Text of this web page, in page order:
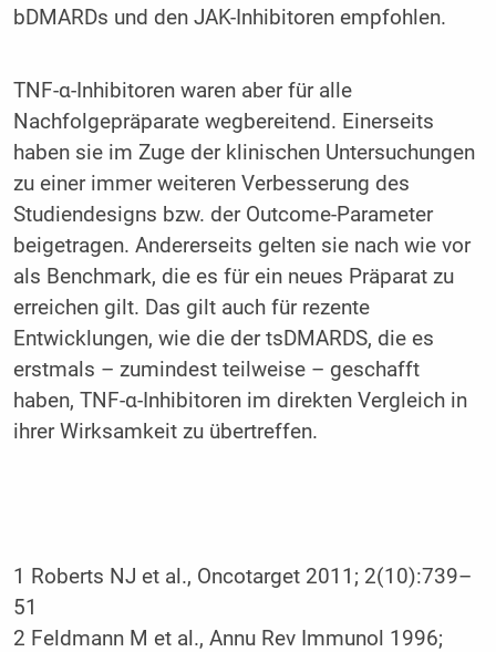
bDMARDs und den JAK-Inhibitoren empfohlen.
TNF-α-Inhibitoren waren aber für alle
Nachfolgepräparate wegbereitend. Einerseits
haben sie im Zuge der klinischen Untersuchungen
zu einer immer weiteren Verbesserung des
Studiendesigns bzw. der Outcome-Parameter
beigetragen. Andererseits gelten sie nach wie vor
als Benchmark, die es für ein neues Präparat zu
erreichen gilt. Das gilt auch für rezente
Entwicklungen, wie die der tsDMARDS, die es
erstmals – zumindest teilweise – geschafft
haben, TNF-α-Inhibitoren im direkten Vergleich in
ihrer Wirksamkeit zu übertreffen.
1 Roberts NJ et al., Oncotarget 2011; 2(10):739–
51
2 Feldmann M et al., Annu Rev Immunol 1996;